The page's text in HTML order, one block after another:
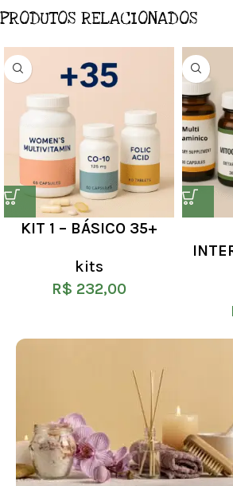
PRODUTOS RELACIONADOS
KIT 1 – BÁSICO 35+
kits
R$ 232,00